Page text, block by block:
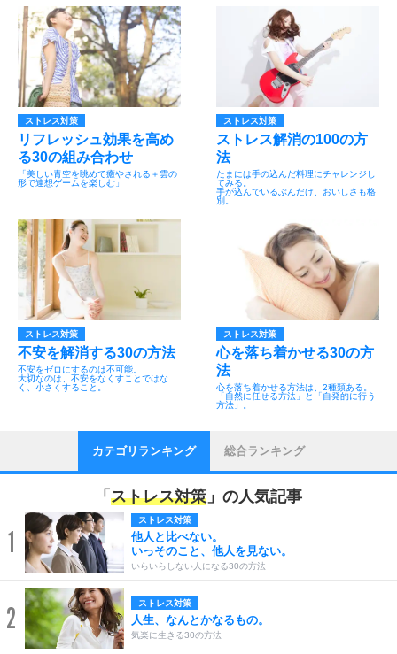
ストレス対策
リフレッシュ効果を高め
る30の組み合わせ
「美しい青空を眺めて癒やされる＋雲の
形で連想ゲームを楽しむ」
ストレス対策
ストレス解消の100の方
法
たまには手の込んだ料理にチャレンジし
てみる。
手が込んでいるぶんだけ、おいしさも格
別。
ストレス対策
不安を解消する30の方法
不安をゼロにするのは不可能。
大切なのは、不安をなくすことではな
く、小さくすること。
ストレス対策
心を落ち着かせる30の方
法
心を落ち着かせる方法は、2種類ある。
「自然に任せる方法」と「自発的に行う
方法」。
カテゴリランキング 総合ランキング
「 ストレス対策 」の人気記事
1
ストレス対策
他人と比べない。
いっそのこと、他人を見ない。
いらいらしない人になる30の方法
2 ストレス対策
人生、なんとかなるもの。
気楽に生きる30の方法